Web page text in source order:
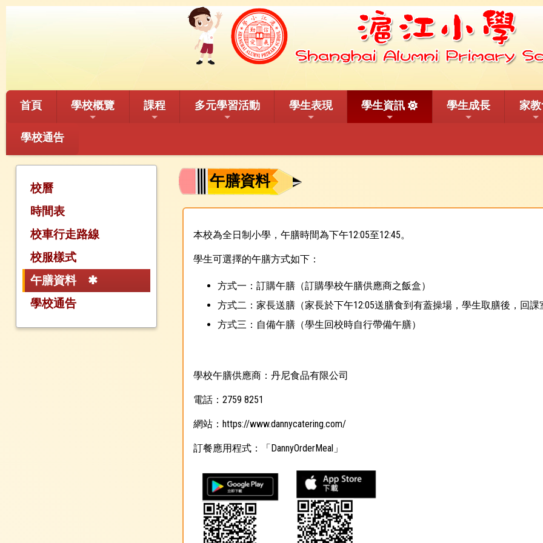
首頁 學校概覽 課程 多元學習活動 學生表現 學生資訊 學生成長 家
學校通告
校曆
時間表
校車行走路線
校服樣式
午膳資料
學校通告
午膳資料
本校為全日制小學，午膳時間為下午12:05至12:45。
學生可選擇的午膳方式如下：
方式一：訂購午膳（訂購學校午膳供應商之飯盒）
方式二：家長送膳（家長於下午12:05送膳食到有蓋操場，學生取膳後，回課
方式三：自備午膳（學生回校時自行帶備午膳）
學校午膳供應商：丹尼食品有限公司
電話：2759 8251
網站： https://www.dannycatering.com/
訂餐應用程式：「DannyOrderMeal」